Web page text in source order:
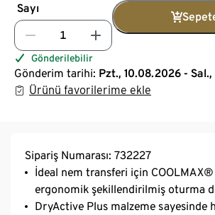
Sayı
Gönderilebilir
Gönderim tarihi: Pzt., 10.08.2026 - Sal.,
Ürünü favorilerime ekle
Sipariş Numarası: 732227
İdeal nem transferi için
ergonomik şekillendirilmiş oturma
DryActive Plus malzeme sayesinde